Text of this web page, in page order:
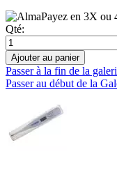
Payez en 3X ou
Qté:
Ajouter au panier
Passer à la fin de la
Passer au début de la